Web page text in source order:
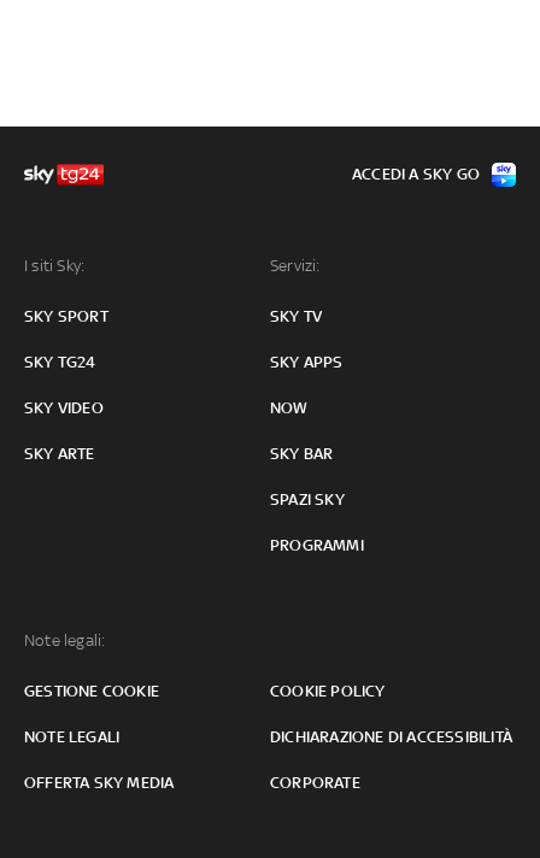
I siti Sky:
SKY SPORT
SKY TG24
SKY VIDEO
SKY ARTE
Servizi:
SKY TV
SKY APPS
NOW
SKY BAR
SPAZI SKY
PROGRAMMI
Note legali:
GESTIONE COOKIE COOKIE POLICY
NOTE LEGALI DICHIARAZIONE DI ACCESSIBILITÀ
OFFERTA SKY MEDIA CORPORATE
ACCEDI A SKY GO